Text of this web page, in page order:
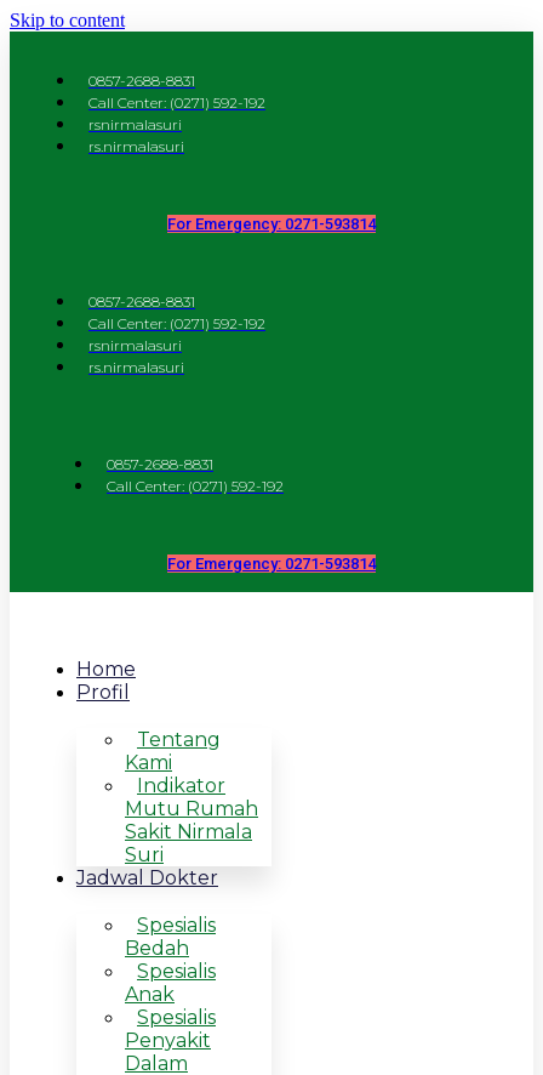
Skip to content
0857-2688-8831
Call Center: (0271) 592-192
rsnirmalasuri
rs.nirmalasuri
For Emergency: 0271-593814
0857-2688-8831
Call Center: (0271) 592-192
rsnirmalasuri
rs.nirmalasuri
0857-2688-8831
Call Center: (0271) 592-192
For Emergency: 0271-593814
Home
Profil
Tentang
Kami
Indikator
Mutu Rumah
Sakit Nirmala
Suri
Jadwal Dokter
Spesialis
Bedah
Spesialis
Anak
Spesialis
Penyakit
Dalam